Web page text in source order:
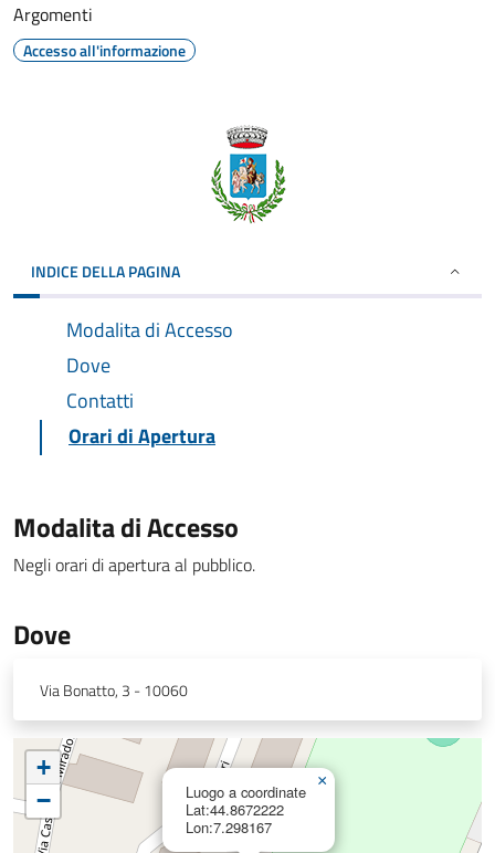
Argomenti
Accesso all'informazione
INDICE DELLA PAGINA
Modalita di Accesso
Dove
Contatti
Orari di Apertura
Modalita di Accesso
Negli orari di apertura al pubblico.
Dove
Via Bonatto, 3 - 10060
Luogo a coordinate
Lat:44.8672222
Lon:7.298167
×
+
−